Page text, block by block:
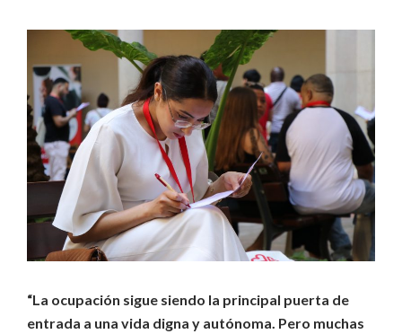
“La ocupación sigue siendo la principal puerta de
entrada a una vida digna y autónoma. Pero muchas